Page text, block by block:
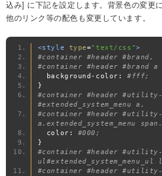
込み] に下記を設定します。背景色の変更
他のリンク等の配色も変更しています。
<style type="text/css">
#container #header #brand,
#container #header #brand a
  background
- color :
#fff;
}
#container #header #utility-
#extended_system_menu a,
#container #header #utility-
a.extended_system_menu
  color
:
#000;
}
#container #header #utility-
#container #header